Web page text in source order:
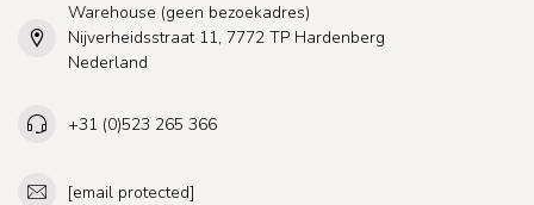
Warehouse (geen bezoekadres)
Nijverheidsstraat 11, 7772 TP Hardenberg
Nederland
+31 (0)523 265 366
[email protected]